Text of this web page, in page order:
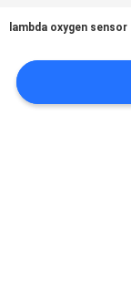
lambda oxygen sensor